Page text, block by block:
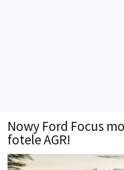
Technika jazdy
Oświetlenie
Kalkulatory
Nowy Ford Focus
fotele AGR!